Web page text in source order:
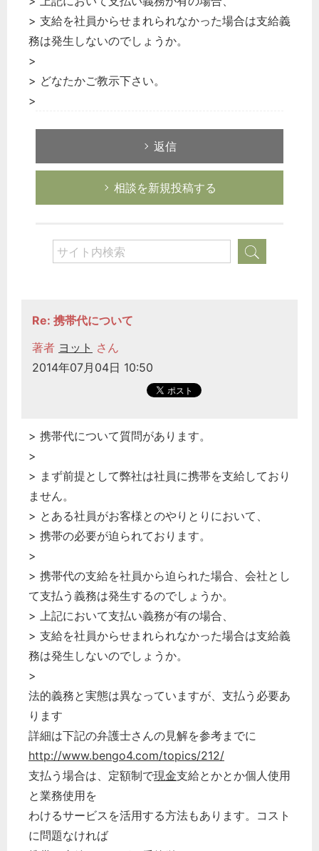
> 支給を社員からせまれられなかった場合は支給義
務は発生しないのでしょうか。
>
> どなたかご教示下さい。
>
返信
相談を新規投稿する
Re: 携帯代について
著者 ヨット さん
2014年07月04日 10:50
> 携帯代について質問があります。
>
> まず前提として弊社は社員に携帯を支給しており
ません。
> とある社員がお客様とのやりとりにおいて、
> 携帯の必要が迫られております。
>
> 携帯代の支給を社員から迫られた場合、会社とし
て支払う義務は発生するのでしょうか。
> 上記において支払い義務が有の場合、
> 支給を社員からせまれられなかった場合は支給義
務は発生しないのでしょうか。
>
法的義務と実態は異なっていますが、支払う必要あ
ります
詳細は下記の弁護士さんの見解を参考までに
http://www.bengo4.com/topics/212/
支払う場合は、定額制で現金支給とかとか個人使用
と業務使用を
わけるサービスを活用する方法もあります。コスト
に問題なければ